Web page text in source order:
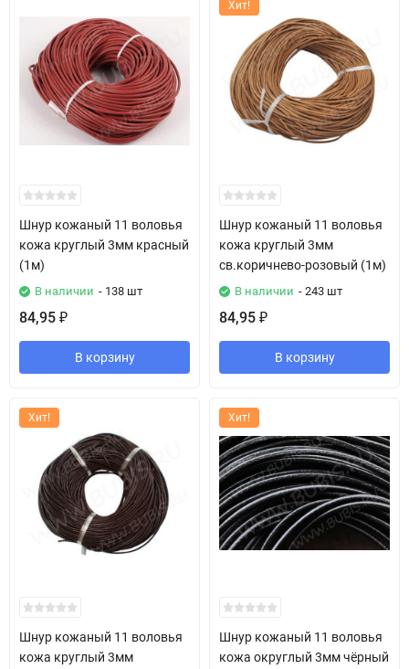
Шнур кожаный 11 воловья
кожа круглый 3мм красный
(1м)
В наличии - 138 шт
84,95 ₽
В корзину
Хит!
Шнур кожаный 11 воловья
кожа круглый 3мм
св.коричнево-розовый (1м)
В наличии - 243 шт
84,95 ₽
В корзину
Хит!
Шнур кожаный 11 воловья
кожа круглый 3мм
Хит!
Шнур кожаный 11 воловья
кожа округлый 3мм чёрный